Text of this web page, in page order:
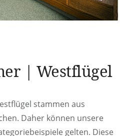
| Westflügel
stammen aus
Daher können unsere
gelten. Diese